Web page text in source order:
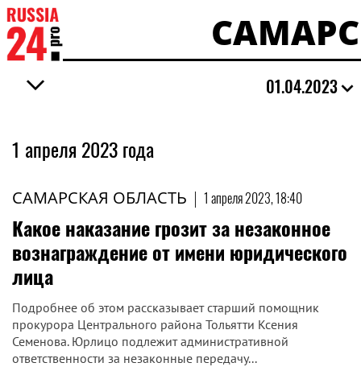
01.04.2023
1 апреля 2023 года
САМАРСКАЯ ОБЛАСТЬ | 1 апреля 2023, 18:40
Какое наказание грозит за незаконное
вознаграждение от имени юридического
лица
Подробнее об этом рассказывает старший помощник
прокурора Центрального района Тольятти Ксения
Семенова. Юрлицо подлежит административной
ответственности за незаконные передачу...